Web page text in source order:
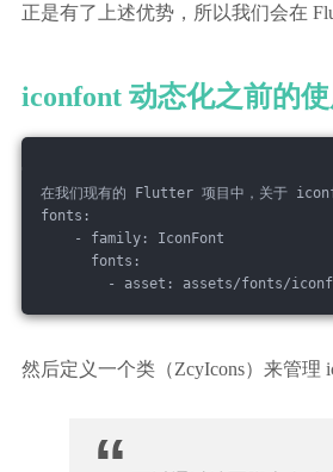
正是有了上述优势，所以我们会在
iconfont 动态化之前的
在我们现有的 Flutter 项目中，关于
fonts:
    - family: IconFont
      fonts:
- asset: assets/fonts/
然后定义一个类（ZcyIcons）来管理